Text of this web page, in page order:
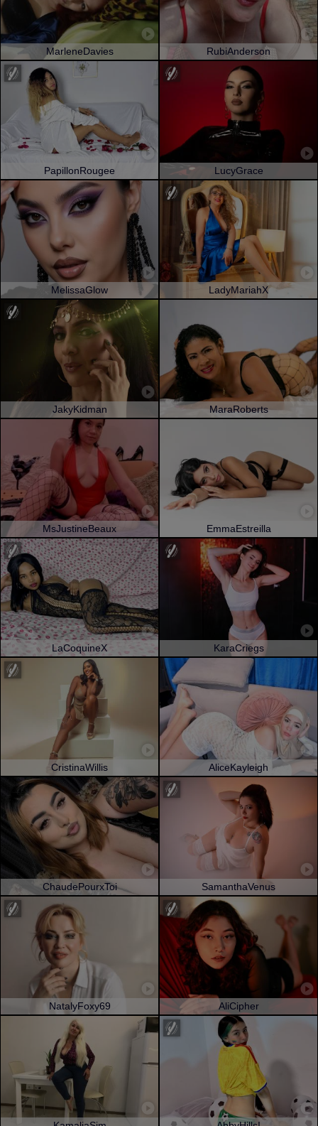
MarleneDavies RubiAnderson
PapillonRougee LucyGrace
MelissaGlow LadyMariahX
JakyKidman MaraRoberts
MsJustineBeaux EmmaEstreilla
LaCoquineX KaraCriegs
CristinaWillis AliceKayleigh
ChaudePourxToi SamanthaVenus
NatalyFoxy69 AliCipher